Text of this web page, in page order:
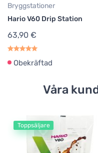
Bryggstationer
Hario V60 Drip Station
63,90 €
Obekräftad
Våra
Toppsäljare